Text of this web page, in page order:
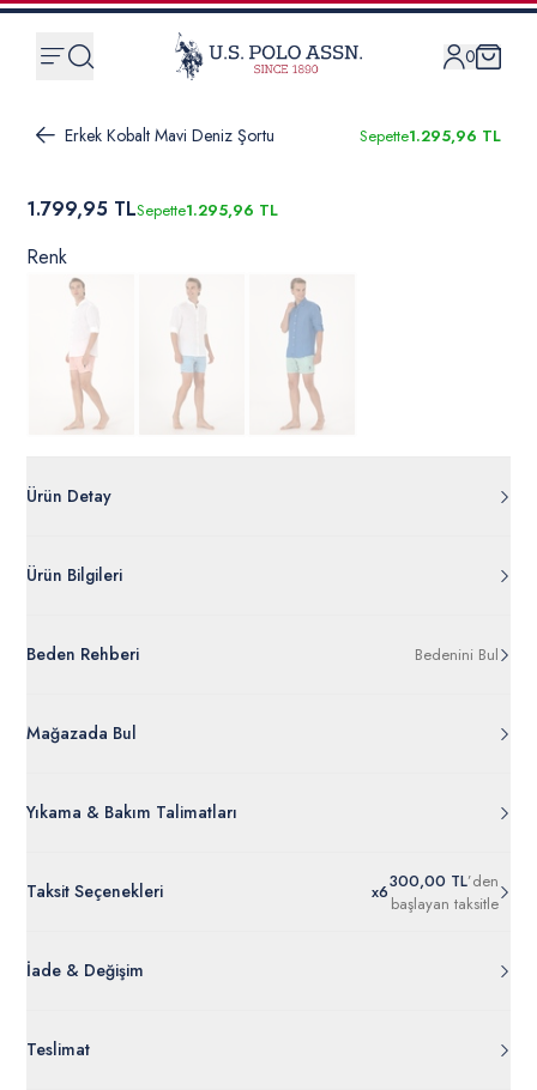
0
Erkek Kobalt Mavi Deniz Şortu Sepette1.295,96 TL
1.799,95 TLSepette1.295,96 TL
Renk
Ürün Detay
Ürün Bilgileri
%100 Poliester
Ürün Bilgileri Ayrıntılarını Görüntüle
Beden Rehberi Bedenini Bul
Mağazada Bul
Yıkama & Bakım Talimatları
Taksit Seçenekleri x6300,00 TL’den
başlayan taksitle
İade & Değişim
açılmamış ürünlerde
Teslimat